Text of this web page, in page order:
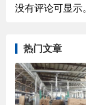
没有评论可显示。
热门文章